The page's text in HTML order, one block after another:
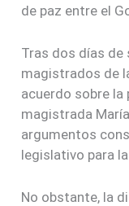
de paz entre el
Tras dos días de
magistrados de
acuerdo sobre la
magistrada
argumentos
legislativo para
No obstante, la